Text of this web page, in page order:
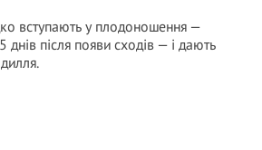
вступають у плодоношення —
після появи сходів — і дають